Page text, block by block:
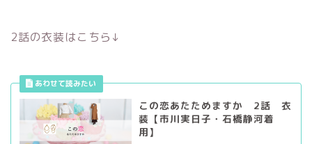
2話の衣装はこちら↓
この恋あたためますか 2話 衣
装【市川実日子・石橋静河着
用】